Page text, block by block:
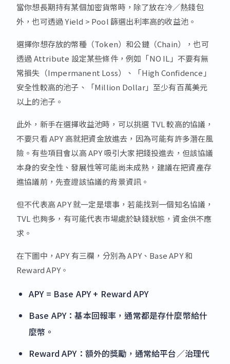
當你想長期持有某個加密貨幣時，除了放在冷／熱錢包
外，也可透過 Yield > Pool 篩選出利率高的收益池。
選擇你想存放的幣種（Token）和公鏈（Chain），也可
透過 Attribute 設定某些條件，例如「NO IL」不要有無
常損失（Impermanent Loss）、「High Confidence」
安全性較高的池子、「Million Dollar」至少有百萬美元
以上的池子。
此外，新手在選擇收益池時，可以挑選 TVL 較高的協議，
不要只看 APY 高就把資金放進去，因為可能有許多潛在風
險。有些項目會以高 APY 吸引大家把錢投進去，但該協議
本身的安全性、發展性等可能尚未成熟，建議在把資產存
進協議前，先查證該協議的背景資訊。
但不代表高 APY 就一定是壞事，若能找到一個知名協議，
TVL 也夠多，有可能代表市場處於缺錢狀態，資金供不應
求。
在下圖中，APY 有三欄，分別為 APY、Base APY 和
Reward APY。
APY = Base APY + Reward APY
Base APY：基本回報率，通常都是存什麼幣給什
麼幣。
Reward APY：額外的獎勵，通常給平台／治理代